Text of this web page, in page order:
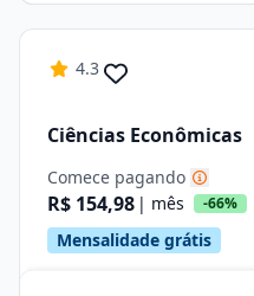
4.3
Ciências Econômicas
Comece pagando
R$ 154,98 | mês -66%
Mensalidade grátis